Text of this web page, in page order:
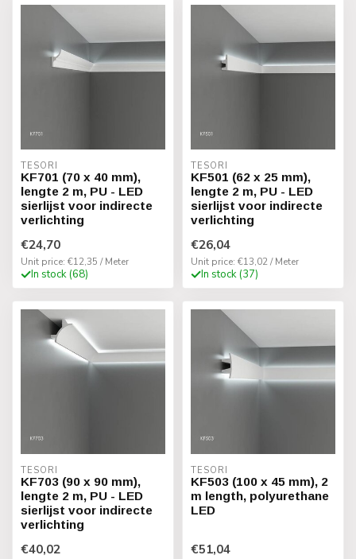
TESORI
KF701 (70 x 40 mm),
lengte 2 m, PU - LED
sierlijst voor indirecte
verlichting
€24,70
Unit price: €12,35 / Meter
In stock (68)
TESORI
KF501 (62 x 25 mm),
lengte 2 m, PU - LED
sierlijst voor indirecte
verlichting
€26,04
Unit price: €13,02 / Meter
In stock (37)
TESORI
KF703 (90 x 90 mm),
lengte 2 m, PU - LED
sierlijst voor indirecte
verlichting
€40,02
TESORI
KF503 (100 x 45 mm), 2
m length, polyurethane
LED
€51,04